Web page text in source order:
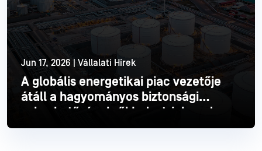
Jun 17, 2026 | Vállalati Hírek
A globális energetikai piac vezetője
átáll a hagyományos biztonsági
sebezhetőségekről Industrial modern
Industrial
Olvass tovább